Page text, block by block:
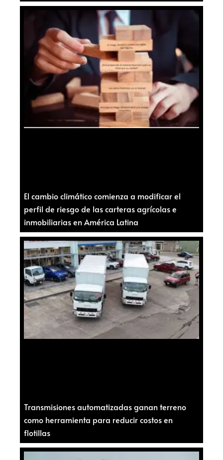
El cambio climático comienza a modificar el
perfil de riesgo de las carteras agrícolas e
inmobiliarias en América Latina
Transmisiones automatizadas ganan terreno
como herramienta para reducir costos en
flotillas